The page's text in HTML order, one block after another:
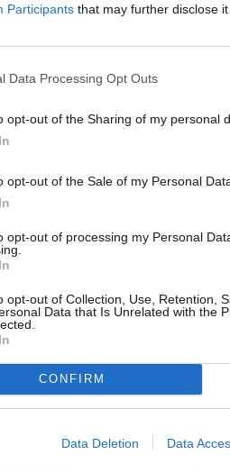
Participants that may further disclose
Data Processing Opt Outs
opt-out of the Sharing of my personal
opt-out of the Sale of my Personal
opt-out of processing my Personal
opt-out of Collection, Use, Retention,
Data that Is Unrelated with the
CONFIRM
Data Deletion Data
Getty Images
τράβηξε τα βλέμματα